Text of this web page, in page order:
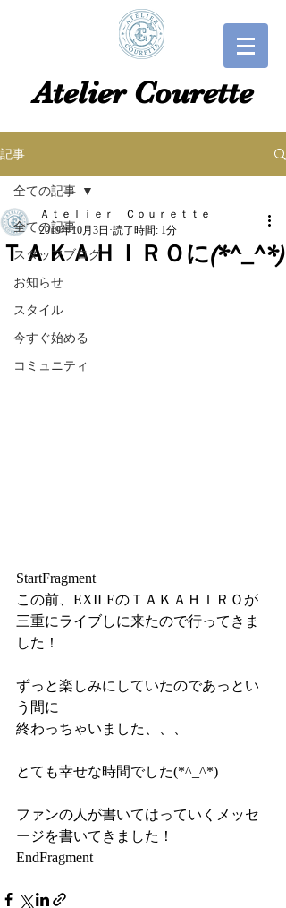
​​Atelier Courette​
記事
全ての記事
スタッフブログ
お知らせ
スタイル
今すぐ始める
コミュニティ
全ての記事
ＴＡＫＡＨＩＲＯに(*^_^*)
Ａｔｅｌｉｅｒ Ｃｏｕｒｅｔｔｅ
2019年10月3日 読了時間: 1分
StartFragment
この前、EXILEのＴＡＫＡＨＩＲＯが
三重にライブしに来たので行ってきま
した！
ずっと楽しみにしていたのであっとい
う間に
終わっちゃいました、、、
とても幸せな時間でした(*^_^*)
ファンの人が書いてはっていくメッセ
ージを書いてきました！
EndFragment